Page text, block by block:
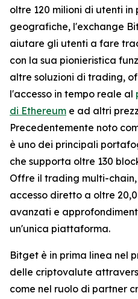
oltre 120 milioni di utenti in
geografiche, l'exchange
aiutare gli utenti a fare
con la sua pionieristica
altre soluzioni di trading,
l'accesso in tempo reale al
di Ethereum e ad altri
Precedentemente noto
è uno dei principali
che supporta oltre 130
Offre il trading multi-
accesso diretto a oltre
avanzati e
un'unica piattaforma.
Bitget è in prima linea nel
delle criptovalute
come nel ruolo di partner